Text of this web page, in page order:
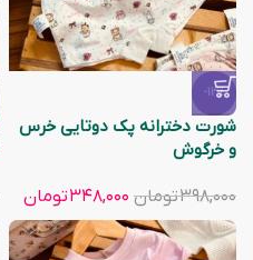
-13%
شورت دخترانه پک دوتایی خرس
و خرگوش
۳۹۸,۰۰۰تومان ۳۴۸,۰۰۰تومان